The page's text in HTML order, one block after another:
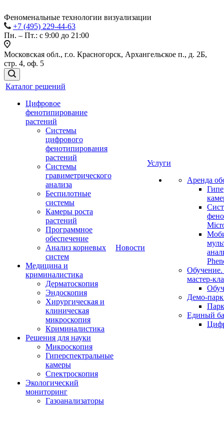
Феноменальные технологии визуализации
+7 (495) 229-44-63
Пн. – Пт.: с 9:00 до 21:00
Московская обл., г.о. Красногорск, Архангельское п., д. 2Б,
стр. 4, оф. 5
Каталог решений
Цифровое
фенотипирование
растений
Системы
цифрового
фенотипирования
растений
Системы
гравиметрического
анализа
Беспилотные
системы
Камеры роста
растений
Программное
обеспечение
Анализ корневых
систем
Медицина и
криминалистика
Дерматоскопия
Эндоскопия
Хирургическая и
клиническая
микроскопия
Криминалистика
Решения для науки
Микроскопия
Гиперспектральные
камеры
Спектроскопия
Экологический
мониторинг
Газоанализаторы
Новости
Услуги
Аренда
мастер-
Демо-
Парк
Единый